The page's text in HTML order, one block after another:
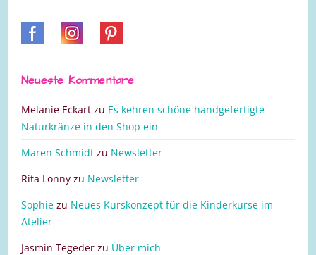
Neueste Kommentare
Melanie Eckart zu Es kehren schöne handgefertigte
Naturkränze in den Shop ein
Maren Schmidt zu Newsletter
Rita Lonny zu Newsletter
Sophie zu Neues Kurskonzept für die Kinderkurse im
Atelier
Jasmin Tegeder zu Über mich